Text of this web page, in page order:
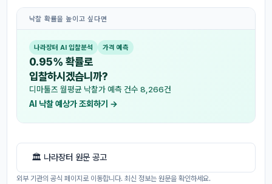
낙찰 확률을 높이고 싶다면
나라장터 AI 입찰분석 가격 예측
0.95% 확률로
입찰하시겠습니까?
디마툴즈 월평균 낙찰가 예측 건수 8,266건
AI 낙찰 예상가 조회하기 →
🏛 나라장터 원문 공고
외부 기관의 공식 페이지로 이동합니다. 최신 정보는 원문을 확인하세요.